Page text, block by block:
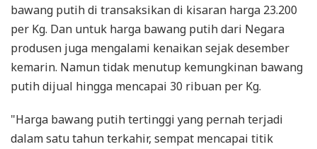
bawang putih di transaksikan di kisaran harga 23.200
per Kg. Dan untuk harga bawang putih dari Negara
produsen juga mengalami kenaikan sejak desember
kemarin. Namun tidak menutup kemungkinan bawang
putih dijual hingga mencapai 30 ribuan per Kg.
"Harga bawang putih tertinggi yang pernah terjadi
dalam satu tahun terkahir, sempat mencapai titik